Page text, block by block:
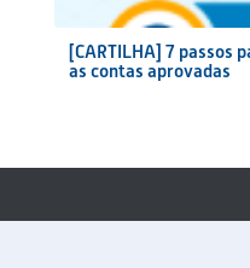
[CARTILHA] 7 passos
as contas aprovadas